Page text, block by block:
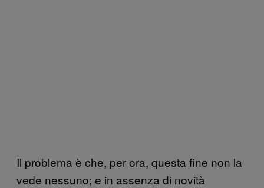
Il problema è che, per ora, questa fine non la
vede nessuno; e in assenza di novità